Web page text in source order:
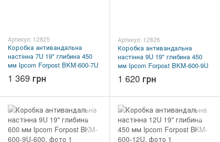
Артикул: 12825
Коробка антивандальна
настінна 7U 19" глибина 450
мм Ipcom Forpost BKM-600-7U
1 369 грн
Артикул: 12826
Коробка антивандальна
настінна 9U 19" глибина 450
мм Ipcom Forpost BKM-600-9U
1 620 грн